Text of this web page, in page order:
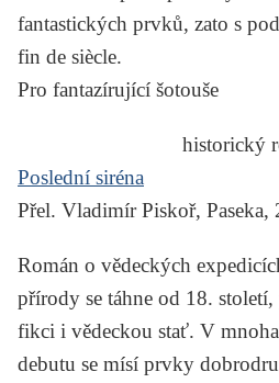
fantastických prvků, zato s
fin de siècle.
Pro fantazírující šotouše
historický
Poslední siréna
Přel. Vladimír Piskoř, Paseka,
Román o vědeckých
přírody se táhne od 18.
fikci i vědeckou stať. V
debutu se mísí prvky